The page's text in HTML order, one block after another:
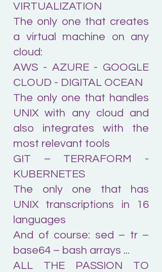
VIRTUALIZATION
The only one that creates
a virtual machine on any
cloud:
AWS - AZURE - GOOGLE
CLOUD - DIGITAL OCEAN
The only one that handles
UNIX with any cloud and
also integrates with the
most relevant tools
GIT – TERRAFORM -
KUBERNETES
The only one that has
UNIX transcriptions in 16
languages
And of course: sed – tr –
base64 – bash arrays ...
ALL THE PASSION TO